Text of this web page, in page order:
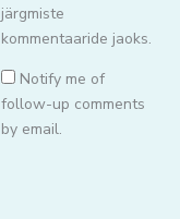
järgmiste
kommentaaride jaoks.
Notify me of
follow-up comments
by email.